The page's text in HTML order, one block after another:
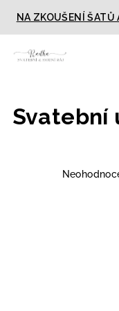
obsah
NA ZKOUŠENÍ ŠATŮ
Svatební
Průměrné